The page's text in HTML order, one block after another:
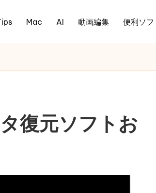
Mac AI 動画編集 便利ソフ
復元ソフトお